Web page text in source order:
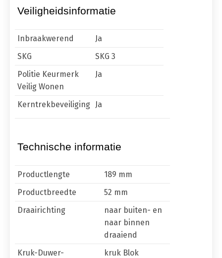
Veiligheidsinformatie
Inbraakwerend
Ja
SKG
SKG 3
Politie Keurmerk
Veilig Wonen
Ja
Kerntrekbeveiliging Ja
Technische informatie
Productlengte
189 mm
Productbreedte
52 mm
Draairichting
naar buiten- en
naar binnen
draaiend
Kruk-Duwer-
kruk Blok